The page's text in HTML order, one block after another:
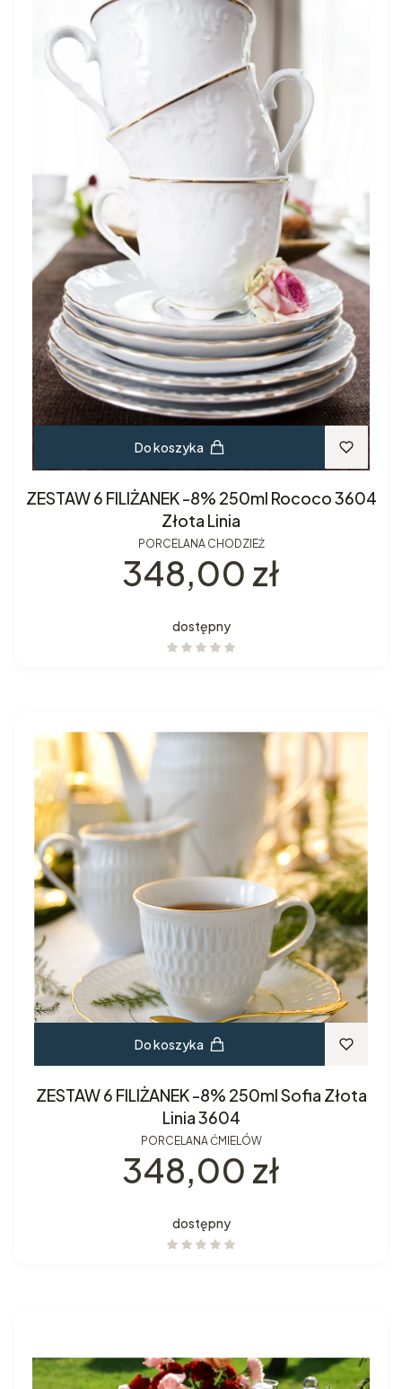
Do koszyka
ZESTAW 6 FILIŻANEK -8% 250ml Rococo 3604
Złota Linia
PORCELANA CHODZIEŻ
Cena
348,00 zł
dostępny
Do koszyka
ZESTAW 6 FILIŻANEK -8% 250ml Sofia Złota
Linia 3604
PORCELANA ĆMIELÓW
Cena
348,00 zł
dostępny